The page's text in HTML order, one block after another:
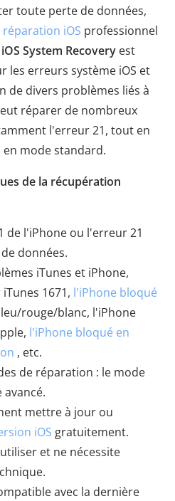
toute perte de données,
iOS professionnel
iOS System Recovery est
les erreurs système iOS et
de divers problèmes liés à
réparer de nombreux
l'erreur 21, tout en
mode standard.
de la récupération
de l'iPhone ou l'erreur 21
données.
iTunes et iPhone,
1671, l'iPhone bloqué
rouge/blanc, l'iPhone
l'iPhone bloqué en
, etc.
de réparation : le mode
mettre à jour ou
iOS gratuitement.
et ne nécessite
avec la dernière